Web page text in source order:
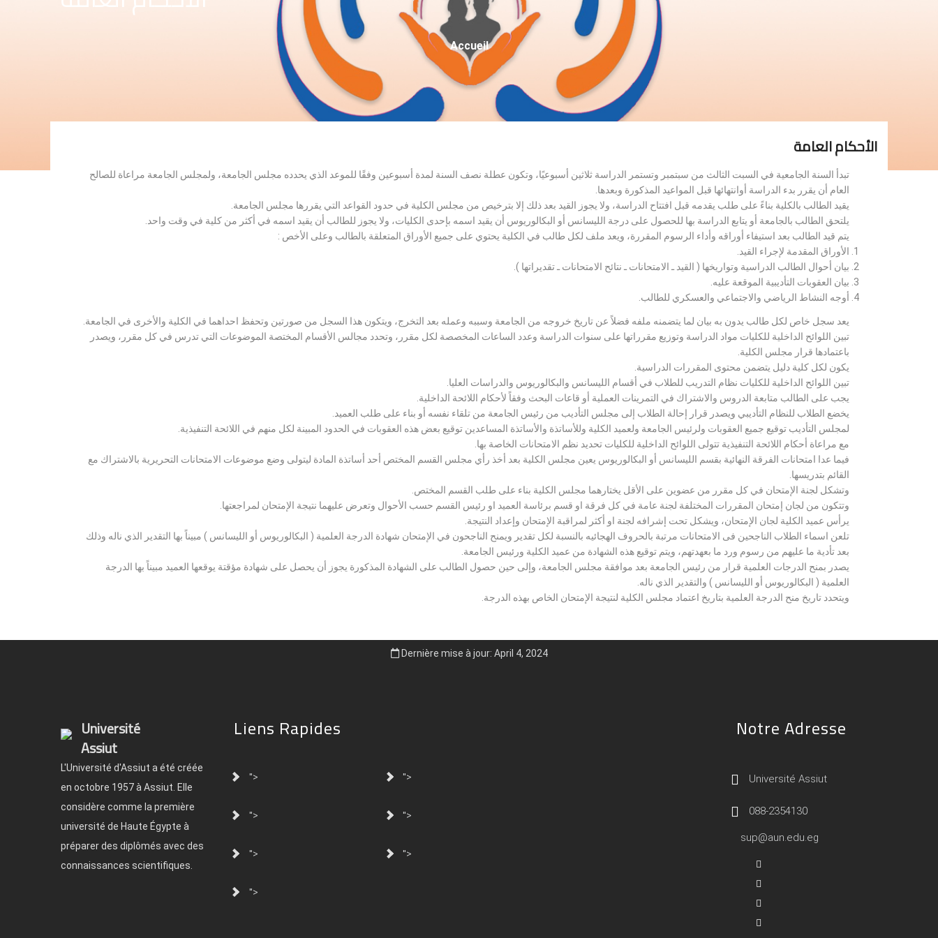
Fil
D'Ariane
Accueil
الأحكام العامة
تبدأ السنة الجامعية في السبت الثالث من سبتمبر وتستمر الدراسة ثلاثين أسبوعيًا، وتكون عطلة نصف السنة لمدة أسبوعين وفقًا للموعد الذي يحدده مجلس الجامعة، ولمجلس الجامعة مراعاة للصالح
العام أن يقرر بدء الدراسة أوانتهائها قبل المواعيد المذكورة وبعدها.
يقيد الطالب بالكلية بناءً على طلب يقدمه قبل افتتاح الدراسة، ولا يجوز القيد بعد ذلك إلا بترخيص من مجلس الكلية في حدود القواعد التي يقررها مجلس الجامعة.
يلتحق الطالب بالجامعة أو يتابع الدراسة بها للحصول على درجة الليسانس أو البكالوريوس أن يقيد اسمه بإحدى الكليات، ولا يجوز للطالب أن يقيد اسمه في أكثر من كلية في وقت واحد.
يتم قيد الطالب بعد استيفاء أوراقه وأداء الرسوم المقررة، ويعد ملف لكل طالب في الكلية يحتوي على جميع الأوراق المتعلقة بالطالب وعلى الأخص :
الأوراق المقدمة لإجراء القيد.
بيان أحوال الطالب الدراسية وتواريخها ( القيد ـ الامتحانات ـ نتائح الامتحانات ـ تقديراتها ).
بيان العقوبات التأديبية الموقعة عليه.
أوجه النشاط الرياضي والاجتماعي والعسكري للطالب.
يعد سجل خاص لكل طالب يدون به بيان لما يتضمنه ملفه فضلاً عن تاريخ خروجه من الجامعة وسببه وعمله بعد التخرج، ويتكون هذا السجل من صورتين وتحفظ احداهما في الكلية والأخرى في الجامعة.
تبين اللوائح الداخلية للكليات مواد الدراسة وتوزيع مقرراتها على سنوات الدراسة وعدد الساعات المخصصة لكل مقرر، وتحدد مجالس الأقسام المختصة الموضوعات التي تدرس في كل مقرر، ويصدر
باعتمادها قرار مجلس الكلية.
يكون لكل كلية دليل يتضمن محتوى المقررات الدراسية.
تبين اللوائح الداخلية للكليات نظام التدريب للطلاب في أقسام الليسانس والبكالوريوس والدراسات العليا.
يجب على الطالب متابعة الدروس والاشتراك في التمرينات العملية أو قاعات البحث وفقاً لأحكام اللائحة الداخلية.
يخضع الطلاب للنظام التأديبي ويصدر قرار إحالة الطلاب إلى مجلس التأديب من رئيس الجامعة من تلقاء نفسه أو بناء على طلب العميد.
لمجلس التأديب توقيع جميع العقوبات ولرئيس الجامعة ولعميد الكلية وللأساتذة والأساتذة المساعدين توقيع بعض هذه العقوبات في الحدود المبينة لكل منهم في اللائحة التنفيذية.
مع مراعاة أحكام اللائحة التنفيذية تتولى اللوائح الداخلية للكليات تحديد نظم الامتحانات الخاصة بها.
فيما عدا امتحانات الفرقة النهائية بقسم الليسانس أو البكالوريوس يعين مجلس الكلية بعد أخذ رأي مجلس القسم المختص أحد أساتذة المادة ليتولى وضع موضوعات الامتحانات التحريرية بالاشتراك مع
القائم بتدريسها.
وتشكل لجنة الإمتحان في كل مقرر من عضوين على الأقل يختارهما مجلس الكلية بناء على طلب القسم المختص.
وتتكون من لجان إمتحان المقررات المختلفة لجنة عامة في كل فرقة او قسم برئاسة العميد او رئيس القسم حسب الأحوال وتعرض عليهما نتيجة الإمتحان لمراجعتها.
يرأس عميد الكلية لجان الإمتحان، ويشكل تحت إشرافه لجنة او أكثر لمراقبة الإمتحان وإعداد النتيجة.
تلعن اسماء الطلاب الناجحين فى الامتحانات مرتبة بالحروف الهجائيه بالنسبة لكل تقدير ويمنح الناجحون في الإمتحان شهادة الدرجة العلمية ( البكالوريوس أو الليسانس ) مبيناً بها التقدير الذي ناله وذلك
بعد تأدية ما عليهم من رسوم ورد ما بعهدتهم، ويتم توقيع هذه الشهادة من عميد الكلية ورئيس الجامعة.
يصدر بمنح الدرجات العلمية قرار من رئيس الجامعة بعد موافقة مجلس الجامعة، وإلى حين حصول الطالب على الشهادة المذكورة يجوز أن يحصل على شهادة مؤقتة يوقعها العميد مبيناً بها الدرجة
العلمية ( البكالوريوس أو الليسانس ) والتقدير الذي ناله.
ويتحدد تاريخ منح الدرجة العلمية بتاريخ اعتماد مجلس الكلية لنتيجة الإمتحان الخاص بهذه الدرجة.
Dernière mise à jour: April 4, 2024
Université
Assiut
L'Université d'Assiut a été créée
en octobre 1957 à Assiut. Elle
considère comme la première
université de Haute Égypte à
préparer des diplômés avec des
connaissances scientifiques.
Liens Rapides
"> ">
"> ">
"> ">
">
Notre Adresse
Université Assiut
088-2354130
sup@aun.edu.eg